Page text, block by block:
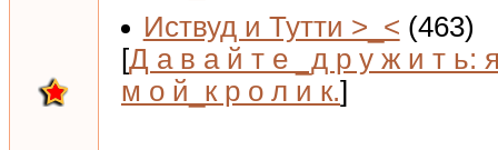
Иствуд и Тутти >_< (463)
[Д а в а й т е _д р у ж и т ь:
м о й_к р о л и к.]